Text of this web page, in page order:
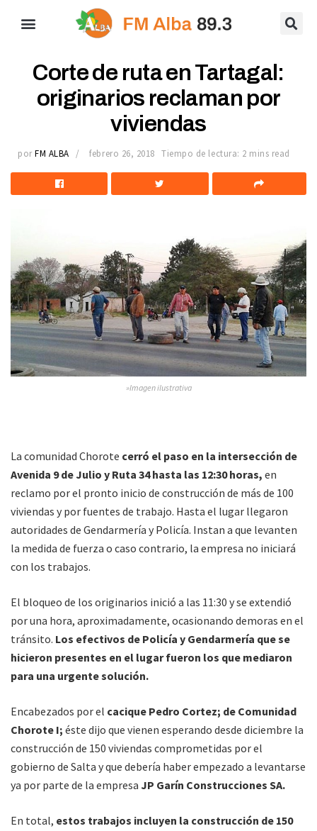
Corte de ruta en Tartagal:
originarios reclaman por
viviendas
por FM ALBA febrero 26, 2018 Tiempo de lectura: 2 mins read
»Imagen ilustrativa
La comunidad Chorote cerró el paso en la intersección de
Avenida 9 de Julio y Ruta 34 hasta las 12:30 horas, en
reclamo por el pronto inicio de construcción de más de 100
viviendas y por fuentes de trabajo. Hasta el lugar llegaron
autoridades de Gendarmería y Policía. Instan a que levanten
la medida de fuerza o caso contrario, la empresa no iniciará
con los trabajos.
El bloqueo de los originarios inició a las 11:30 y se extendió
por una hora, aproximadamente, ocasionando demoras en el
tránsito. Los efectivos de Policía y Gendarmería que se
hicieron presentes en el lugar fueron los que mediaron
para una urgente solución.
Encabezados por el cacique Pedro Cortez; de Comunidad
Chorote I; éste dijo que vienen esperando desde diciembre la
construcción de 150 viviendas comprometidas por el
gobierno de Salta y que debería haber empezado a levantarse
ya por parte de la empresa JP Garín Construcciones SA.
En total, estos trabajos incluyen la construcción de 150